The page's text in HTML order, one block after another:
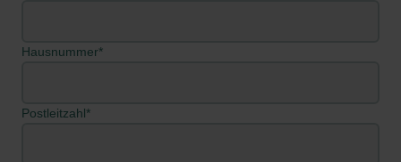
Hausnummer*
Postleitzahl*